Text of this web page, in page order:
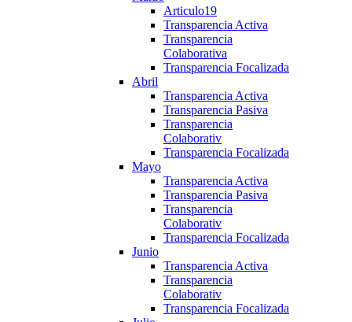
Articulo19
Transparencia Activa
Transparencia
Colaborativa
Transparencia Focalizada
Abril
Transparencia Activa
Transparencia Pasiva
Transparencia
Colaborativ
Transparencia Focalizada
Mayo
Transparencia Activa
Transparencia Pasiva
Transparencia
Colaborativ
Transparencia Focalizada
Junio
Transparencia Activa
Transparencia
Colaborativ
Transparencia Focalizada